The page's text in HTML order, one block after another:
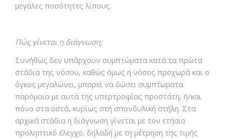
μεγάλες ποσότητες λίπους.
Πώς γίνεται η διάγνωση;
Συνήθως δεν υπάρχουν συμπτώματα κατά τα πρώτα
στάδια της νόσου, καθώς όμως η νόσος προχωρά και ο
όγκος μεγαλώνει, μπορεί να δώσει συμπ΄τωματα
παρόμοια με αυτά της υπερτροφίας προστάτη, ή/και
πόνο στα οστά, κυρίως στη σπονδυλική στήλη. Στα
αρχικά στάδια η διάγνωση γίνεται με τον ετήσιο
προληπτικό έλεγχο, δηλαδή με τη μέτρηση της τιμής